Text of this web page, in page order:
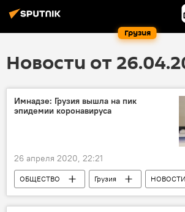
Грузия
Новости от
Имнадзе: Грузия вышла на пик
эпидемии коронавируса
26 апреля 2020, 22:21
ОБЩЕСТВО Грузия
НОВОСТИ
Коронавирус COVID-19